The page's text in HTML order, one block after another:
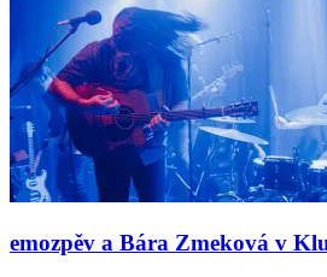
emozpěv a Bára Zmeková v